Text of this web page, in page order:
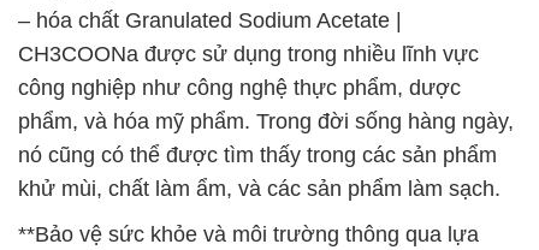
– hóa chất Granulated Sodium Acetate |
CH3COONa được sử dụng trong nhiều lĩnh vực
công nghiệp như công nghệ thực phẩm, dược
phẩm, và hóa mỹ phẩm. Trong đời sống hàng ngày,
nó cũng có thể được tìm thấy trong các sản phẩm
khử mùi, chất làm ẩm, và các sản phẩm làm sạch.
**Bảo vệ sức khỏe và môi trường thông qua lựa